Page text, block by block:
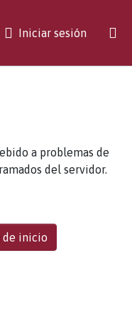
Iniciar sesión(current)
a problemas de
del servidor.
de inicio